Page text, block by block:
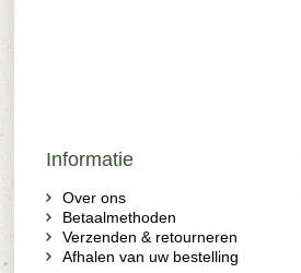
Informatie
Over ons
Betaalmethoden
Verzenden & retourneren
Afhalen van uw bestelling